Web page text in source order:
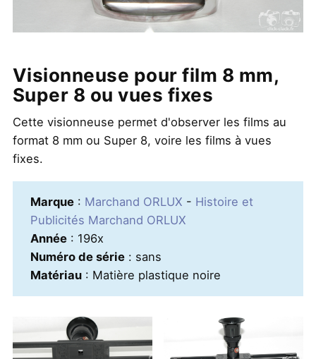
Visionneuse pour film 8 mm,
Super 8 ou vues fixes
Cette visionneuse permet d'observer les films au
format 8 mm ou Super 8, voire les films à vues
fixes.
Marque: Marchand ORLUX - Histoire et
Publicités Marchand ORLUX
Année: 196x
Numéro de série: sans
Matériau: Matière plastique noire